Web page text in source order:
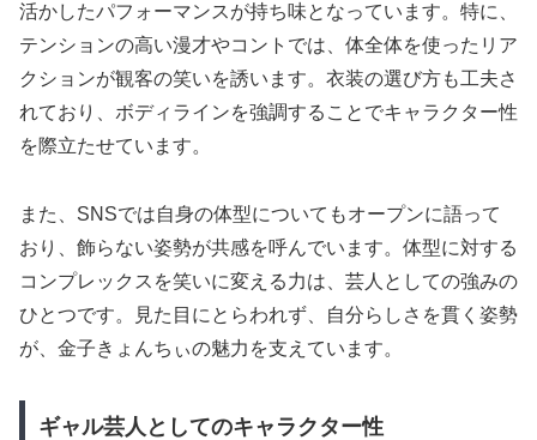
活かしたパフォーマンスが持ち味となっています。特に、
テンションの高い漫才やコントでは、体全体を使ったリア
クションが観客の笑いを誘います。衣装の選び方も工夫さ
れており、ボディラインを強調することでキャラクター性
を際立たせています。
また、SNSでは自身の体型についてもオープンに語って
おり、飾らない姿勢が共感を呼んでいます。体型に対する
コンプレックスを笑いに変える力は、芸人としての強みの
ひとつです。見た目にとらわれず、自分らしさを貫く姿勢
が、金子きょんちぃの魅力を支えています。
ギャル芸人としてのキャラクター性